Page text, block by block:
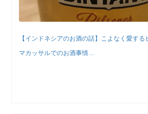
【インドネシアのお酒の話】こよなく愛する
マカッサルでのお酒事情...